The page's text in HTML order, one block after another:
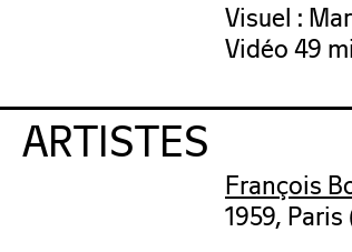
Visuel :
Vidéo 49
ARTISTES
François
1959,